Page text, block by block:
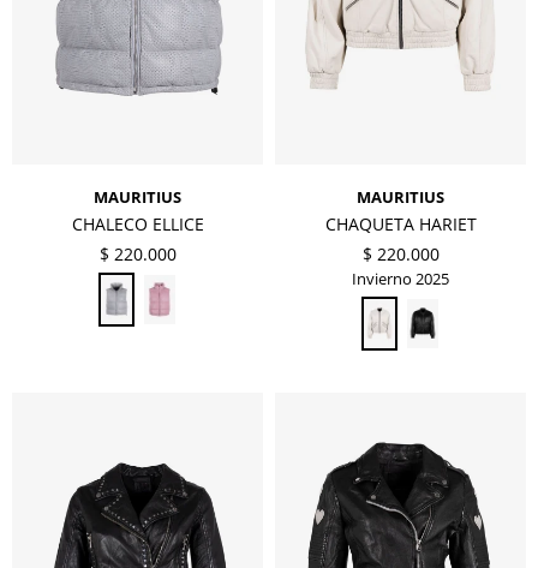
MAURITIUS
CHALECO ELLICE
$ 220.000
MAURITIUS
CHAQUETA HARIET
$ 220.000
Invierno 2025